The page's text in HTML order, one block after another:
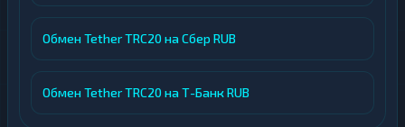
Обмен Tether TRC20 на Сбер RUB
Обмен Tether TRC20 на Т-Банк RUB